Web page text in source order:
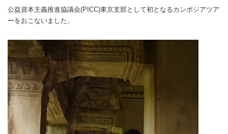
公益資本主義推進協議会(PICC)東京支部として初となるカンボジアツア
ーをおこないました。